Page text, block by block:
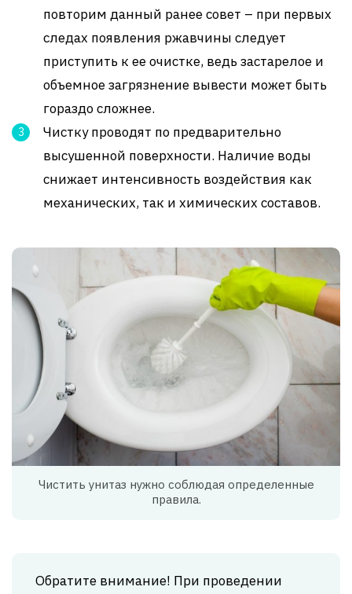
повторим данный ранее совет – при первых
следах появления ржавчины следует
приступить к ее очистке, ведь застарелое и
объемное загрязнение вывести может быть
гораздо сложнее.
Чистку проводят по предварительно
высушенной поверхности. Наличие воды
снижает интенсивность воздействия как
механических, так и химических составов.
Чистить унитаз нужно соблюдая определенные
правила.
Обратите внимание! При проведении